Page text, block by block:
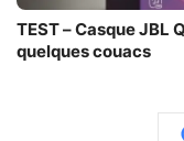
TEST – Casque JBL
quelques couacs